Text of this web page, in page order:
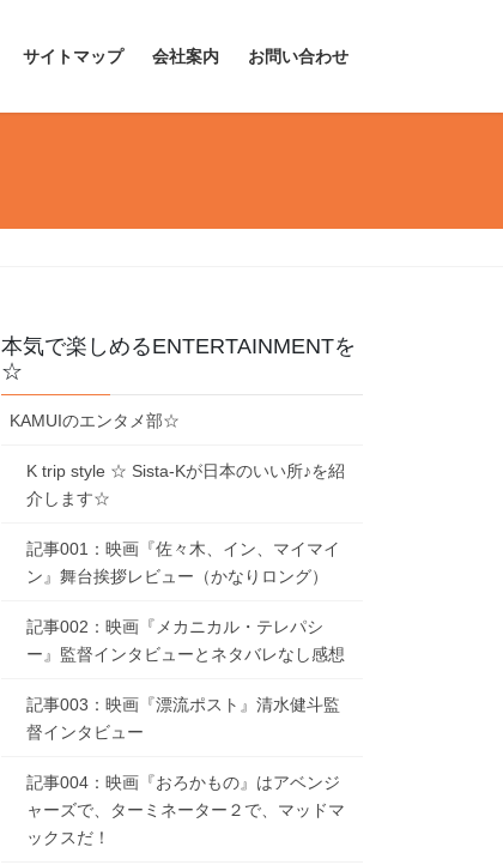
サイトマップ 会社案内 お問い合わせ
本気で楽しめるENTERTAINMENTを
☆
KAMUIのエンタメ部☆
K trip style ☆ Sista-Kが日本のいい所♪を紹
介します☆
記事001：映画『佐々木、イン、マイマイ
ン』舞台挨拶レビュー（かなりロング）
記事002：映画『メカニカル・テレパシ
ー』監督インタビューとネタバレなし感想
記事003：映画『漂流ポスト』清水健斗監
督インタビュー
記事004：映画『おろかもの』はアベンジ
ャーズで、ターミネーター２で、マッドマ
ックスだ！